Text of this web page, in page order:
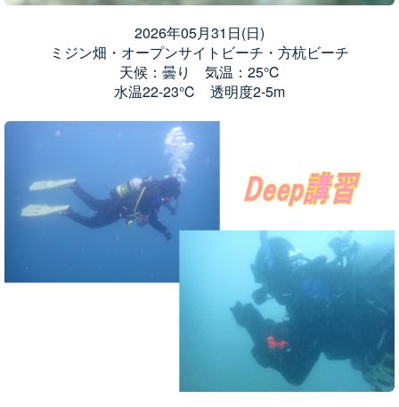
2026年05月31日(日)
ミジン畑・オープンサイトビーチ・方杭ビーチ
天候：曇り 気温：25℃
水温22-23℃ 透明度2-5m